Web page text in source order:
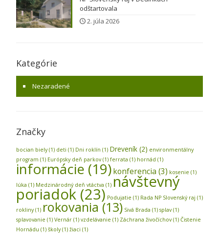
odštartovala
2. júla 2026
Kategórie
Nezaradené
Značky
bocian biely(1) deti (1) Dni roklín (1) Dreveník (2) environmentálny
program (1) Európsky deň parkov(1) ferrata (1) hornád (1)
informácie (19)konferencia (3) kosenie (1)
lúka (1) Medzinárodný deň vtáctva (1) návštevný
poriadok (23) Podujatie (1) Rada NP Slovenský raj (1)
rokliny(1) rokovania (13) Sivá Brada (1) splav(1)
splavovanie (1) Vernár (1) vzdelávanie (1) Záchrana živočíchov(1) Čistenie
Hornádu (1) školy(1) žiaci (1)